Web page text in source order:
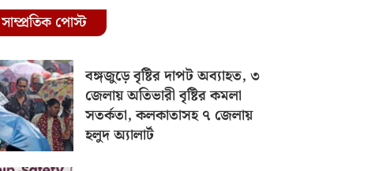
সাম্প্রতিক পোস্ট
বঙ্গজুড়ে বৃষ্টির দাপট অব্যাহত, ৩
জেলায় অতিভারী বৃষ্টির কমলা
সতর্কতা, কলকাতাসহ ৭ জেলায়
হলুদ অ্যালার্ট